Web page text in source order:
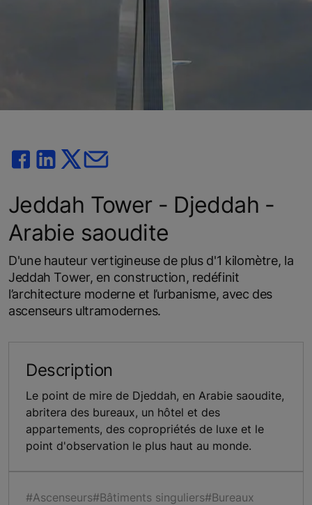
Jeddah Tower - Djeddah -
Arabie saoudite
D'une hauteur vertigineuse de plus d'1 kilomètre, la
Jeddah Tower, en construction, redéfinit
l’architecture moderne et l’urbanisme, avec des
ascenseurs ultramodernes.
Description
Le point de mire de Djeddah, en Arabie saoudite,
abritera des bureaux, un hôtel et des
appartements, des copropriétés de luxe et le
point d'observation le plus haut au monde.
#Ascenseurs#Bâtiments singuliers#Bureaux